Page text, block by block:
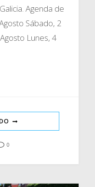
Agenda de
Sábado, 2
Lunes, 4
0